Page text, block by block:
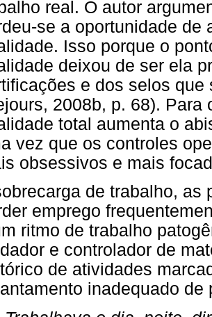
real. O autor
se a oportunidade de
Isso porque o
deixou de ser ela
e dos selos
2008b, p. 68). Para
total aumenta o
vez que os controles
obsessivos e mais
de trabalho, as
emprego
ritmo de trabalho
e controlador de
de atividades
inadequado de